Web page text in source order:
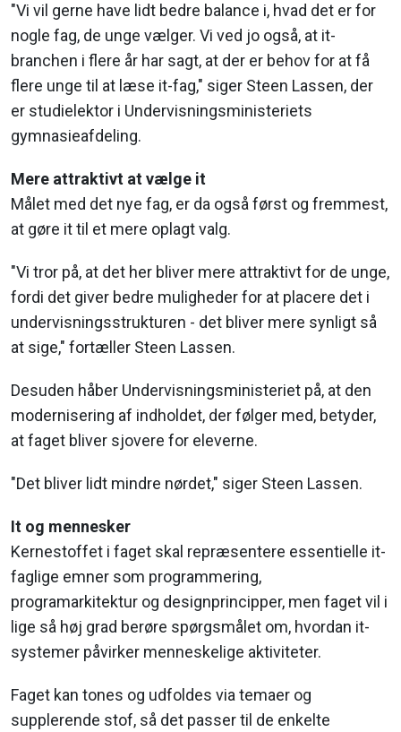
"Vi vil gerne have lidt bedre balance i, hvad det er for
nogle fag, de unge vælger. Vi ved jo også, at it-
branchen i flere år har sagt, at der er behov for at få
flere unge til at læse it-fag," siger Steen Lassen, der
er studielektor i Undervisningsministeriets
gymnasieafdeling.
Mere attraktivt at vælge it
Målet med det nye fag, er da også først og fremmest,
at gøre it til et mere oplagt valg.
"Vi tror på, at det her bliver mere attraktivt for de unge,
fordi det giver bedre muligheder for at placere det i
undervisningsstrukturen - det bliver mere synligt så
at sige," fortæller Steen Lassen.
Desuden håber Undervisningsministeriet på, at den
modernisering af indholdet, der følger med, betyder,
at faget bliver sjovere for eleverne.
"Det bliver lidt mindre nørdet," siger Steen Lassen.
It og mennesker
Kernestoffet i faget skal repræsentere essentielle it-
faglige emner som programmering,
programarkitektur og designprincipper, men faget vil i
lige så høj grad berøre spørgsmålet om, hvordan it-
systemer påvirker menneskelige aktiviteter.
Faget kan tones og udfoldes via temaer og
supplerende stof, så det passer til de enkelte